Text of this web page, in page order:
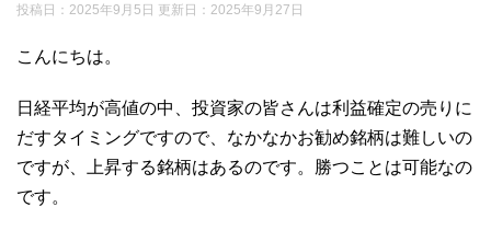
投稿日：2025年9月5日 更新日： 2025年9月27日
こんにちは。
日経平均が高値の中、投資家の皆さんは利益確定の売りに
だすタイミングですので、なかなかお勧め銘柄は難しいの
ですが、上昇する銘柄はあるのです。勝つことは可能なの
です。